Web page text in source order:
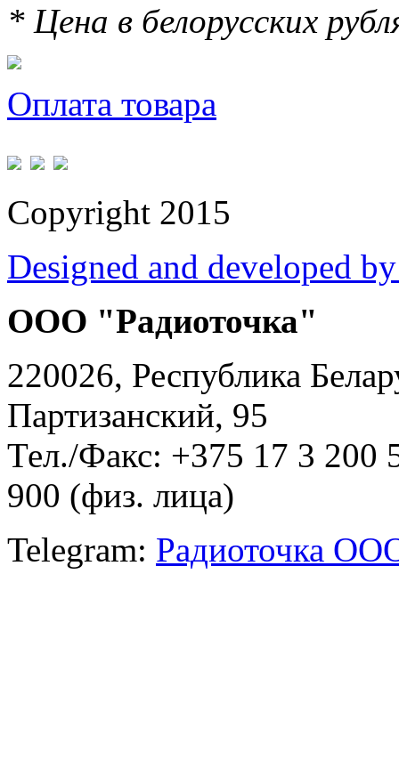
* Цена в белорусских
Оплата товара
Copyright 2015
Designed and developed
ООО "Радиоточка"
220026, Республика
Партизанский, 95
Тел./Факс: +375 17 3
900 (физ. лица)
Telegram: Радиоточка